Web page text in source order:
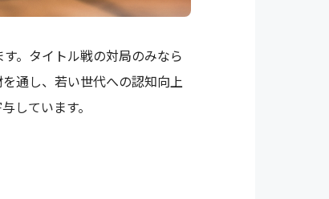
。タイトル戦の対局のみなら
通し、若い世代への認知向上
しています。